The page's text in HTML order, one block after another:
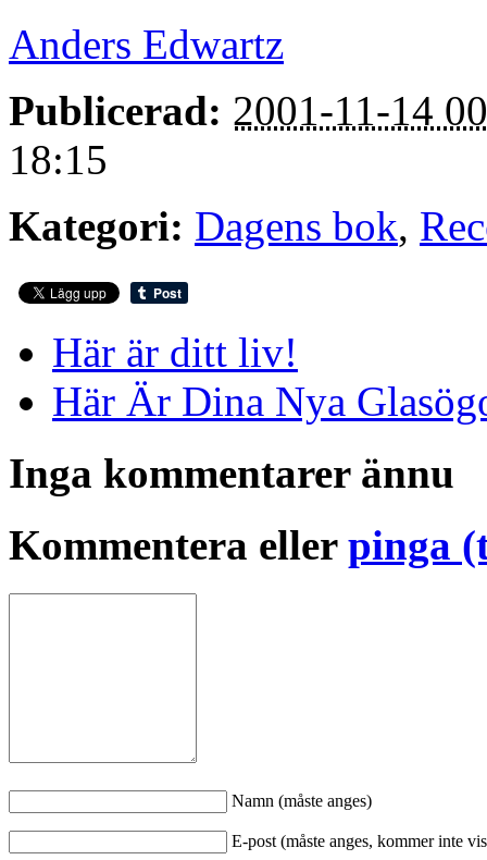
Anders Edwartz
Publicerad: 2001-11-14
18:15
Kategori: Dagens bok,
Här är ditt liv!
Här Är Dina Nya
Inga kommentarer ännu
Kommentera eller pinga
Namn (måste anges)
E-post (måste anges, kommer inte